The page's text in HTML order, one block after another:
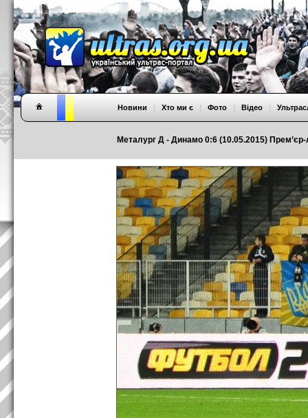
Металург Д - Динамо 0:6 (10.05.2015) Прем’єр-
Новини | Хто ми є | Фото | Відео |